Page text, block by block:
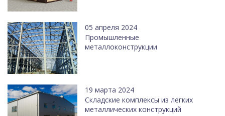
05 апреля 2024
Промышленные
металлоконструкции
19 марта 2024
Cкладские комплексы из легких
металлических конструкций